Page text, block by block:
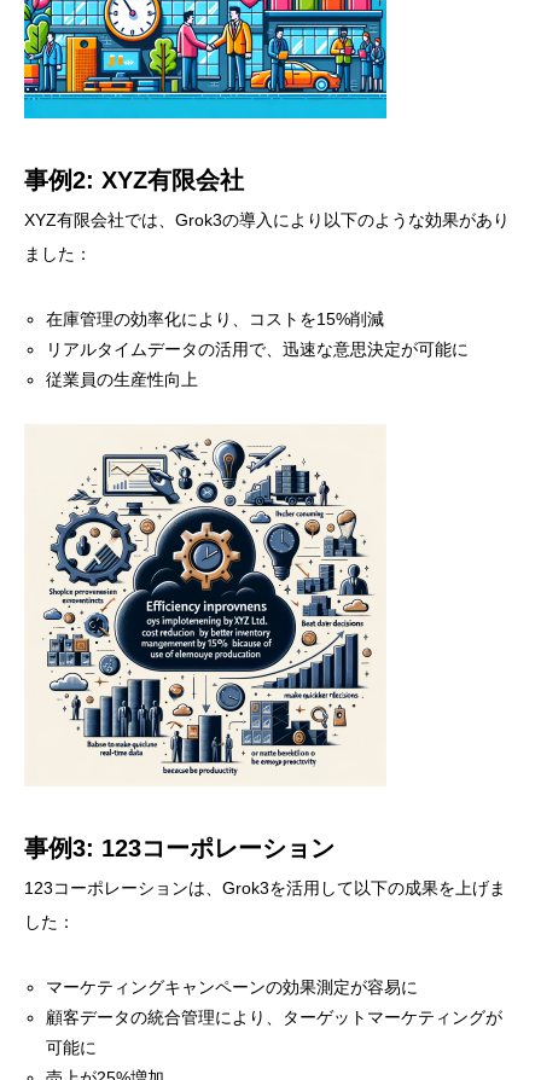
事例2: XYZ有限会社
XYZ有限会社では、Grok3の導入により以下のような効果があり
ました：
在庫管理の効率化により、コストを15%削減
リアルタイムデータの活用で、迅速な意思決定が可能に
従業員の生産性向上
事例3: 123コーポレーション
123コーポレーションは、Grok3を活用して以下の成果を上げま
した：
マーケティングキャンペーンの効果測定が容易に
顧客データの統合管理により、ターゲットマーケティングが
可能に